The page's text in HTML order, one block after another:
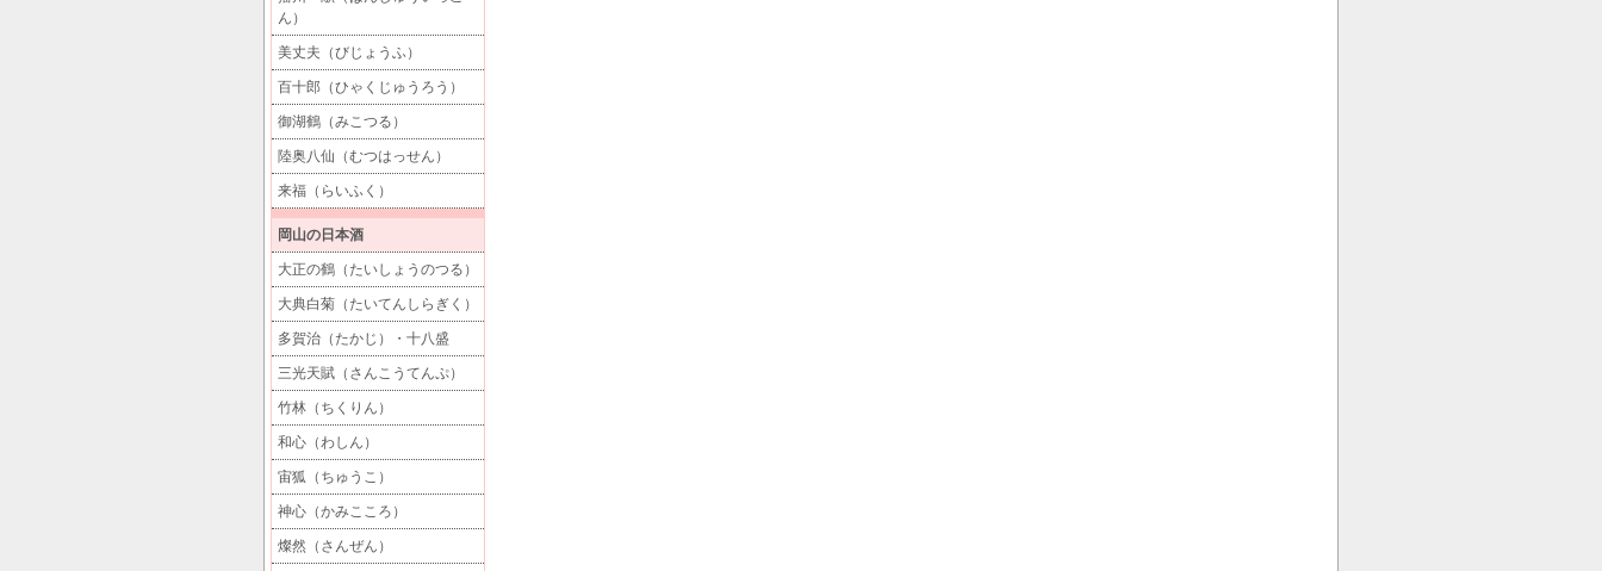
ん）
美丈夫（びじょうふ）
百十郎（ひゃくじゅうろう）
御湖鶴（みこつる）
陸奥八仙（むつはっせん）
来福（らいふく）
岡山の日本酒
大正の鶴（たいしょうのつる）
大典白菊（たいてんしらぎく）
多賀治（たかじ）・十八盛
三光天賦（さんこうてんぷ）
竹林（ちくりん）
和心（わしん）
宙狐（ちゅうこ）
神心（かみこころ）
燦然（さんぜん）